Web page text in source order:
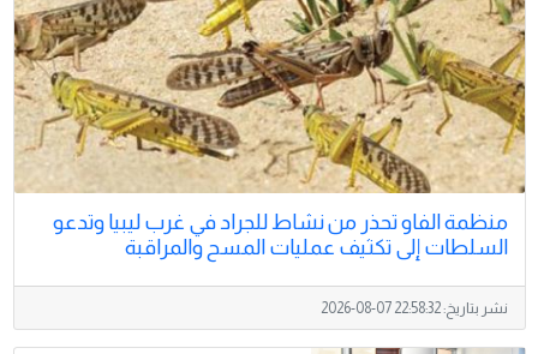
منظمة الفاو تحذر من نشاط للجراد في غرب ليبيا وتدعو
السلطات إلى تكثيف عمليات المسح والمراقبة
نشر بتاريخ:2026-08-07 22:58:32